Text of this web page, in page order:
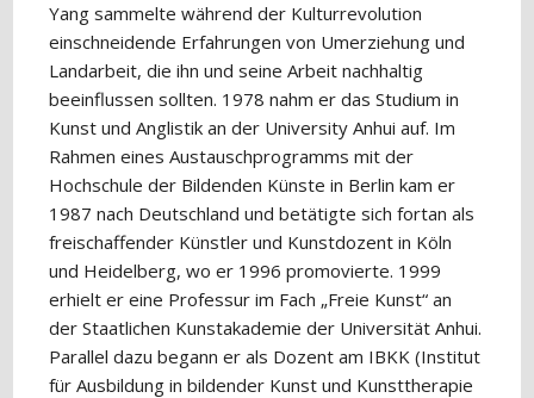
Yang sammelte während der Kulturrevolution
einschneidende Erfahrungen von Umerziehung und
Landarbeit, die ihn und seine Arbeit nachhaltig
beeinflussen sollten. 1978 nahm er das Studium in
Kunst und Anglistik an der University Anhui auf. Im
Rahmen eines Austauschprogramms mit der
Hochschule der Bildenden Künste in Berlin kam er
1987 nach Deutschland und betätigte sich fortan als
freischaffender Künstler und Kunstdozent in Köln
und Heidelberg, wo er 1996 promovierte. 1999
erhielt er eine Professur im Fach „Freie Kunst“ an
der Staatlichen Kunstakademie der Universität Anhui.
Parallel dazu begann er als Dozent am IBKK (Institut
für Ausbildung in bildender Kunst und Kunsttherapie